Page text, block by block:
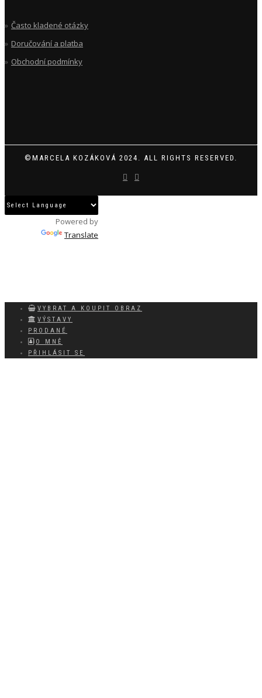
VYBRAT A KOUPIT OBRAZ
VÝSTAVY
PRODANÉ
O MNĚ
PŘIHLÁSIT SE
Často kladené otázky
Doručování a platba
Obchodní podmínky
©MARCELA KOZÁKOVÁ 2024. ALL RIGHTS RESERVED.
Powered by
Translate